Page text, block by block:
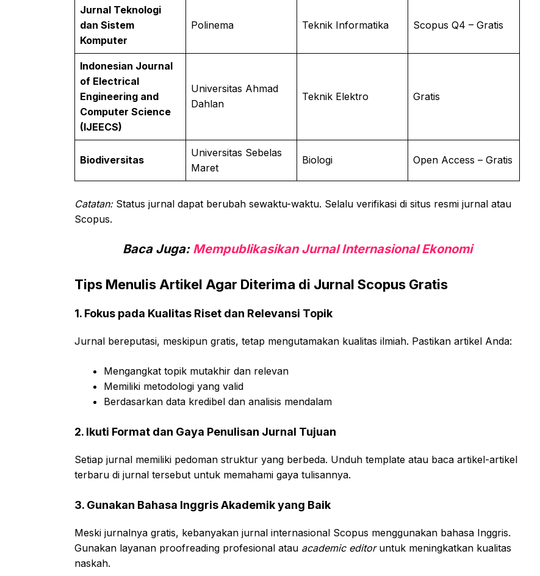
Jurnal Teknologi
dan Sistem
Komputer
Polinema Teknik Informatika Scopus Q4 – Gratis
Indonesian Journal
of Electrical
Engineering and
Computer Science
(IJEECS)
Universitas Ahmad
Dahlan
Teknik Elektro Gratis
Biodiversitas
Universitas Sebelas
Maret
Biologi Open Access – Gratis
Catatan:Status jurnal dapat berubah sewaktu-waktu. Selalu verifikasi di situs resmi jurnal atau
Scopus.
Baca Juga: Mempublikasikan Jurnal Internasional Ekonomi
Tips Menulis Artikel Agar Diterima di Jurnal Scopus Gratis
1. Fokus pada Kualitas Riset dan Relevansi Topik
Jurnal bereputasi, meskipun gratis, tetap mengutamakan kualitas ilmiah. Pastikan artikel Anda:
Mengangkat topik mutakhir dan relevan
Memiliki metodologi yang valid
Berdasarkan data kredibel dan analisis mendalam
2. Ikuti Format dan Gaya Penulisan Jurnal Tujuan
Setiap jurnal memiliki pedoman struktur yang berbeda. Unduh template atau baca artikel-artikel
terbaru di jurnal tersebut untuk memahami gaya tulisannya.
3. Gunakan Bahasa Inggris Akademik yang Baik
Meski jurnalnya gratis, kebanyakan jurnal internasional Scopus menggunakan bahasa Inggris.
Gunakan layanan proofreading profesional atau academic editoruntuk meningkatkan kualitas
naskah.